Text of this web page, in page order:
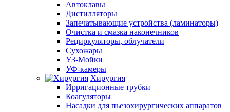
Автоклавы
Дистилляторы
Запечатывающие устройства (ламинаторы)
Очистка и смазка наконечников
Рециркуляторы, облучатели
Сухожары
УЗ-Мойки
УФ-камеры
Хирургия
Ирригационные трубки
Коагуляторы
Насадки для пьезохирургических аппаратов